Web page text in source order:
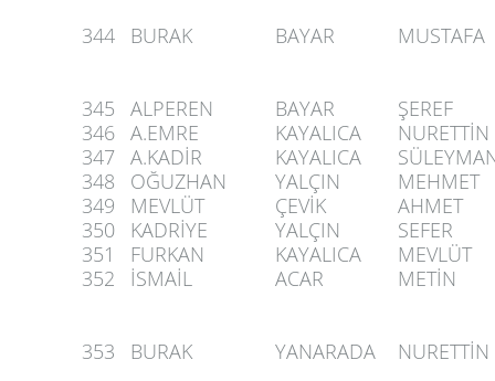
344 BURAK BAYAR MUSTAFA
345 ALPEREN BAYAR
ŞEREF
346 A.EMRE KAYALICA
NURETTİN
347 A.KADİR KAYALICA
348
OĞUZHAN YALÇIN
MEHMET
349
MEVLÜT ÇEVİK
AHMET
350
KADRİYE YALÇIN
SEFER
351
FURKAN KAYALICA
MEVLÜT
352
İSMAİL ACAR METİN
353 BURAK YANARADA NURETTİN